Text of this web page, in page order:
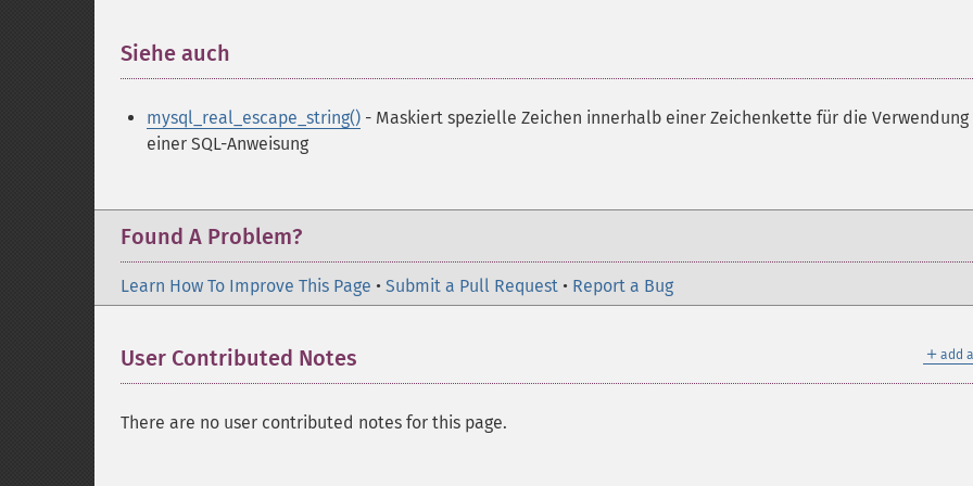
Siehe auch
mysql_real_escape_string() - Maskiert spezielle Zeichen innerhalb einer Zeichenkette für die Verwendung
einer SQL-Anweisung
Found A Problem?
Learn How To Improve This Page • Submit a Pull Request • Report a Bug
＋ add
User Contributed Notes
There are no user contributed notes for this page.